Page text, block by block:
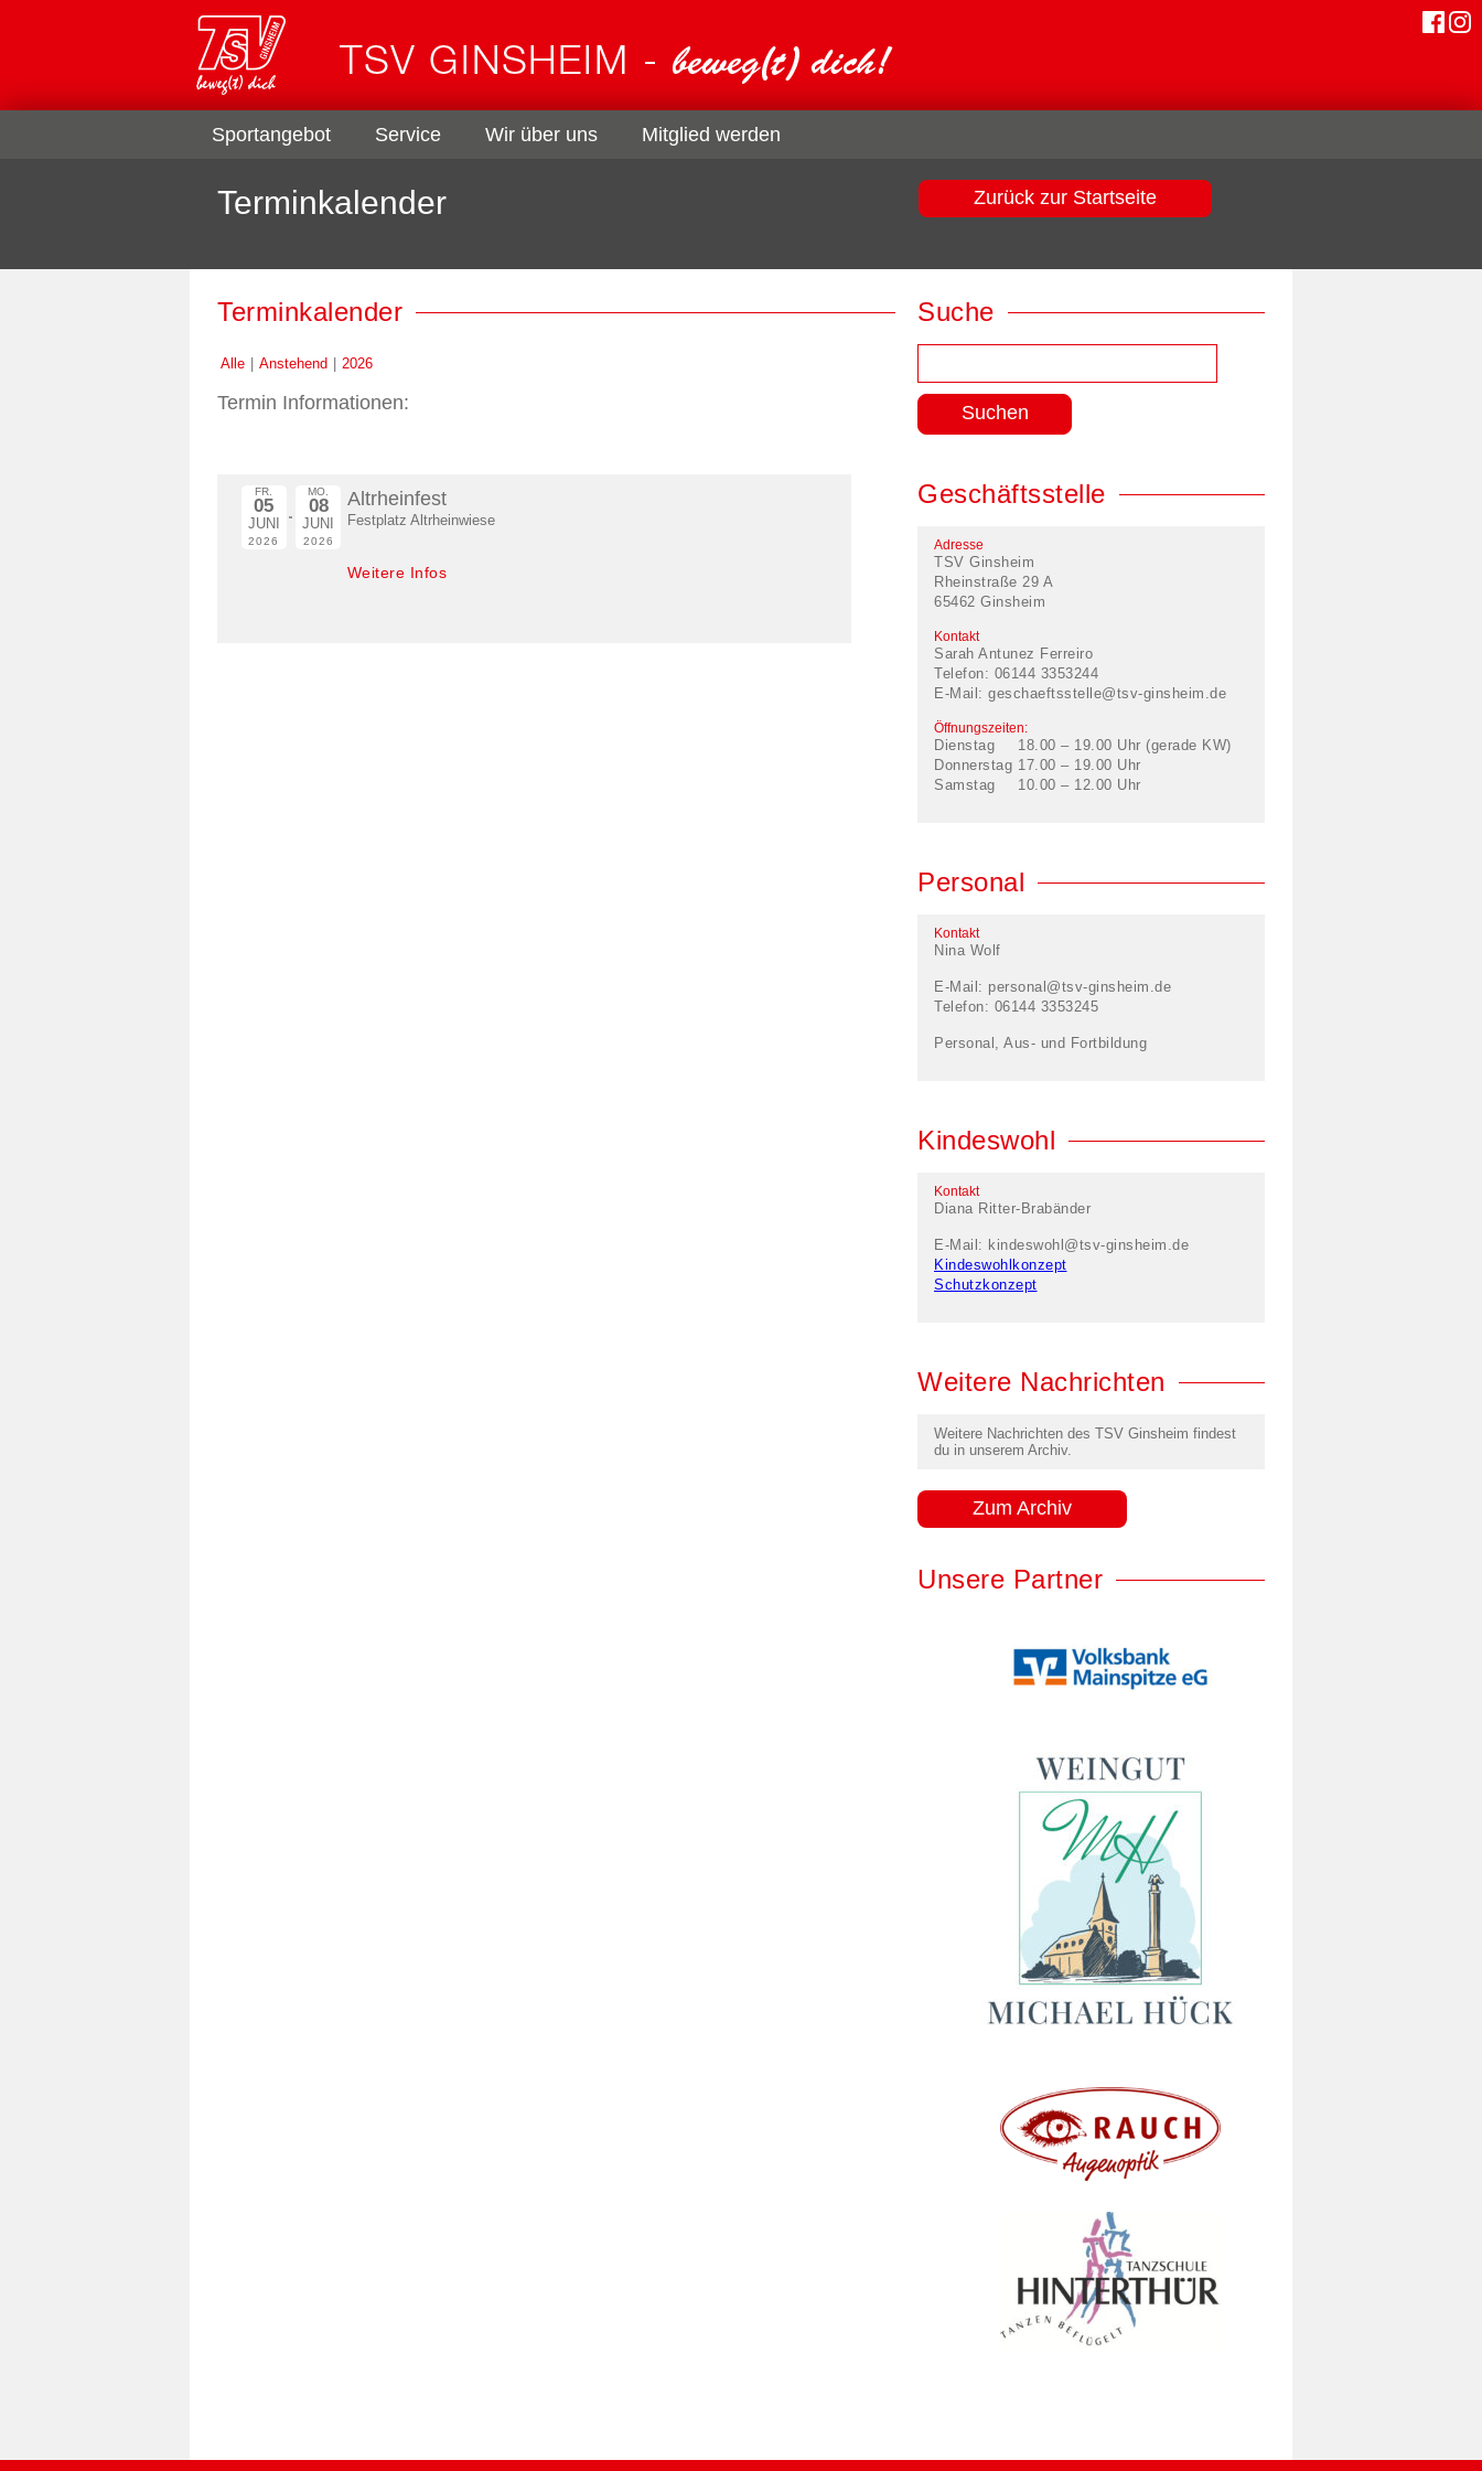
Sportangebot Service Wir über uns Mitglied werden
Terminkalender Zurück zur Startseite
Terminkalender
Alle Anstehend 2026
Termin Informationen:
FR.
05
JUNI
2026
MO.
08
JUNI
2026
Altrheinfest
Festplatz Altrheinwiese
Weitere Infos
Suche
nach:
Geschäftsstelle
Adresse
TSV Ginsheim
Rheinstraße 29 A
65462 Ginsheim
Kontakt
Sarah Antunez Ferreiro
Telefon: 06144 3353244
E-Mail: geschaeftsstelle@tsv-ginsheim.de
Öffnungszeiten:
Dienstag
18.00 – 19.00 Uhr (gerade KW)
Donnerstag 17.00 – 19.00 Uhr
Samstag
10.00 – 12.00 Uhr
Personal
Kontakt
Nina Wolf
E-Mail: personal@tsv-ginsheim.de
Telefon: 06144 3353245
Personal, Aus- und Fortbildung
Kindeswohl
Kontakt
Diana Ritter-Brabänder
E-Mail: kindeswohl@tsv-ginsheim.de
Kindeswohlkonzept
Schutzkonzept
Weitere Nachrichten
Weitere Nachrichten des TSV Ginsheim findest
du in unserem Archiv.
Zum Archiv
Unsere Partner